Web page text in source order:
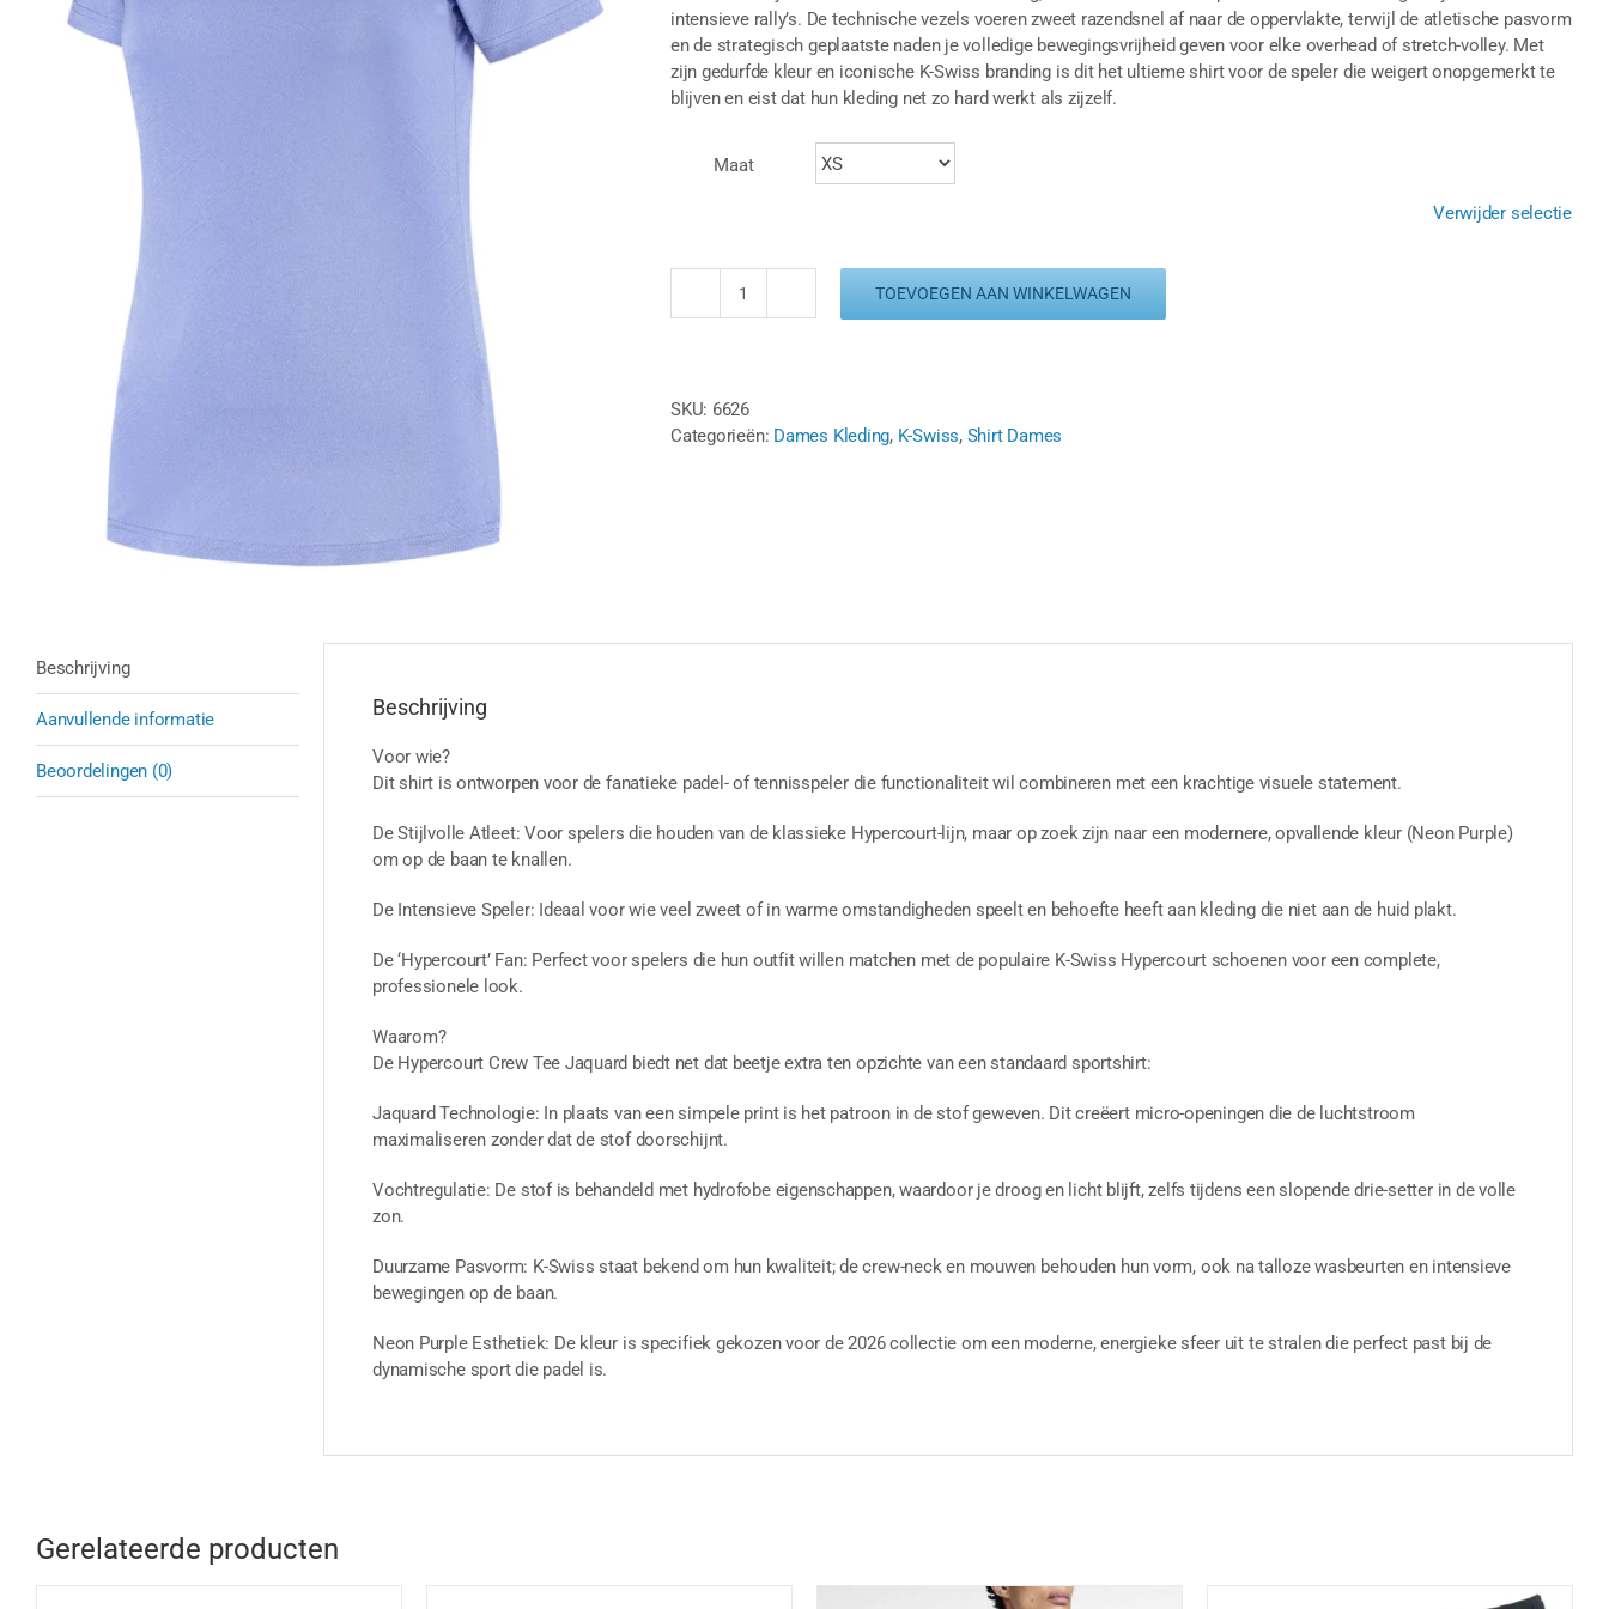
intensieve rally’s. De technische vezels voeren zweet razendsnel af naar de oppervlakte, terwijl de atletische pasvorm
en de strategisch geplaatste naden je volledige bewegingsvrijheid geven voor elke overhead of stretch-volley. Met
zijn gedurfde kleur en iconische K-Swiss branding is dit het ultieme shirt voor de speler die weigert onopgemerkt te
blijven en eist dat hun kleding net zo hard werkt als zijzelf.
Maat
Verwijder selectie
K
TEE
JAQUARD
TOEVOEGEN AAN WINKELWAGEN
SKU: 6626
Categorieën: Dames Kleding, K-Swiss, Shirt Dames
Beschrijving
Aanvullende informatie
Beoordelingen (0)
Beschrijving
Voor wie?
Dit shirt is ontworpen voor de fanatieke padel- of tennisspeler die functionaliteit wil combineren met een krachtige visuele statement.
De Stijlvolle Atleet: Voor spelers die houden van de klassieke Hypercourt-lijn, maar op zoek zijn naar een modernere, opvallende kleur (Neon Purple)
om op de baan te knallen.
De Intensieve Speler: Ideaal voor wie veel zweet of in warme omstandigheden speelt en behoefte heeft aan kleding die niet aan de huid plakt.
De ‘Hypercourt’ Fan: Perfect voor spelers die hun outfit willen matchen met de populaire K-Swiss Hypercourt schoenen voor een complete,
professionele look.
Waarom?
De Hypercourt Crew Tee Jaquard biedt net dat beetje extra ten opzichte van een standaard sportshirt:
Jaquard Technologie: In plaats van een simpele print is het patroon in de stof geweven. Dit creëert micro-openingen die de luchtstroom
maximaliseren zonder dat de stof doorschijnt.
Vochtregulatie: De stof is behandeld met hydrofobe eigenschappen, waardoor je droog en licht blijft, zelfs tijdens een slopende drie-setter in de volle
zon.
Duurzame Pasvorm: K-Swiss staat bekend om hun kwaliteit; de crew-neck en mouwen behouden hun vorm, ook na talloze wasbeurten en intensieve
bewegingen op de baan.
Neon Purple Esthetiek: De kleur is specifiek gekozen voor de 2026 collectie om een moderne, energieke sfeer uit te stralen die perfect past bij de
dynamische sport die padel is.
Gerelateerde producten